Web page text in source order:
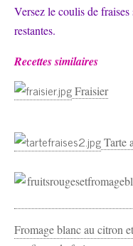
Versez le coulis de
restantes.
Recettes similaires
Fraisier
Tarte
Fromage blanc au citron